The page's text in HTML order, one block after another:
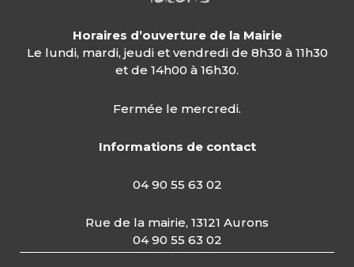
Horaires d’ouverture de la Mairie
Le lundi, mardi, jeudi et vendredi de 8h30 à 11h30
et de 14h00 à 16h30.
Fermée le mercredi.
Informations de contact
04 90 55 63 02
Rue de la mairie, 13121 Aurons
04 90 55 63 02